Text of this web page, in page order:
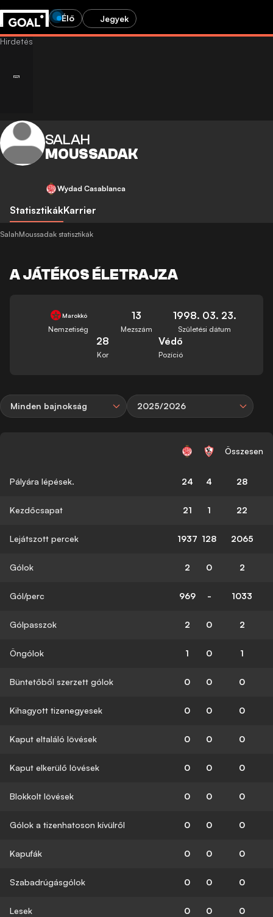
Élő Jegyek
SALAH
MOUSSADAK
Wydad Casablanca
StatisztikákKarrier
SalahMoussadak statisztikák
A JÁTÉKOS ÉLETRAJZA
Marokkó
Nemzetiség
13
Mezszám
1998. 03. 23.
Születési dátum
28
Kor
Védő
Pozíció
Minden bajnokság 2025/2026
Összesen
Pályára lépések. 24 4 28
Kezdőcsapat 21 1 22
Lejátszott percek 1937 128 2065
Gólok 2 0 2
Gól/perc 969 - 1033
Gólpasszok 2 0 2
Öngólok 1 0 1
Büntetőből szerzett gólok 0 0 0
Kihagyott tizenegyesek 0 0 0
Kaput eltaláló lövések 0 0 0
Kaput elkerülő lövések 0 0 0
Blokkolt lövések 0 0 0
Gólok a tizenhatoson kívülről 0 0 0
Kapufák 0 0 0
Szabadrúgásgólok 0 0 0
Lesek 0 0 0